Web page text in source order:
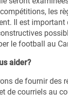
les
Il est important
le football au
aider?
de fournir des
de courriels au